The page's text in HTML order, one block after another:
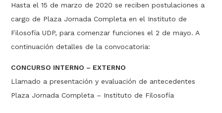
Hasta el 15 de marzo de 2020 se reciben postulaciones a
cargo de Plaza Jornada Completa en el Instituto de
Filosofía UDP, para comenzar funciones el 2 de mayo. A
continuación detalles de la convocatoria:
CONCURSO INTERNO – EXTERNO
Llamado a presentación y evaluación de antecedentes
Plaza Jornada Completa – Instituto de Filosofía